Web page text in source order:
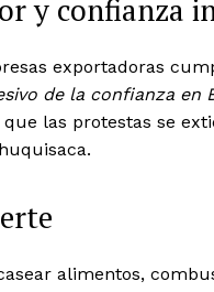
y confianza
exportadoras
de la confianza en
las protestas se
alimentos,